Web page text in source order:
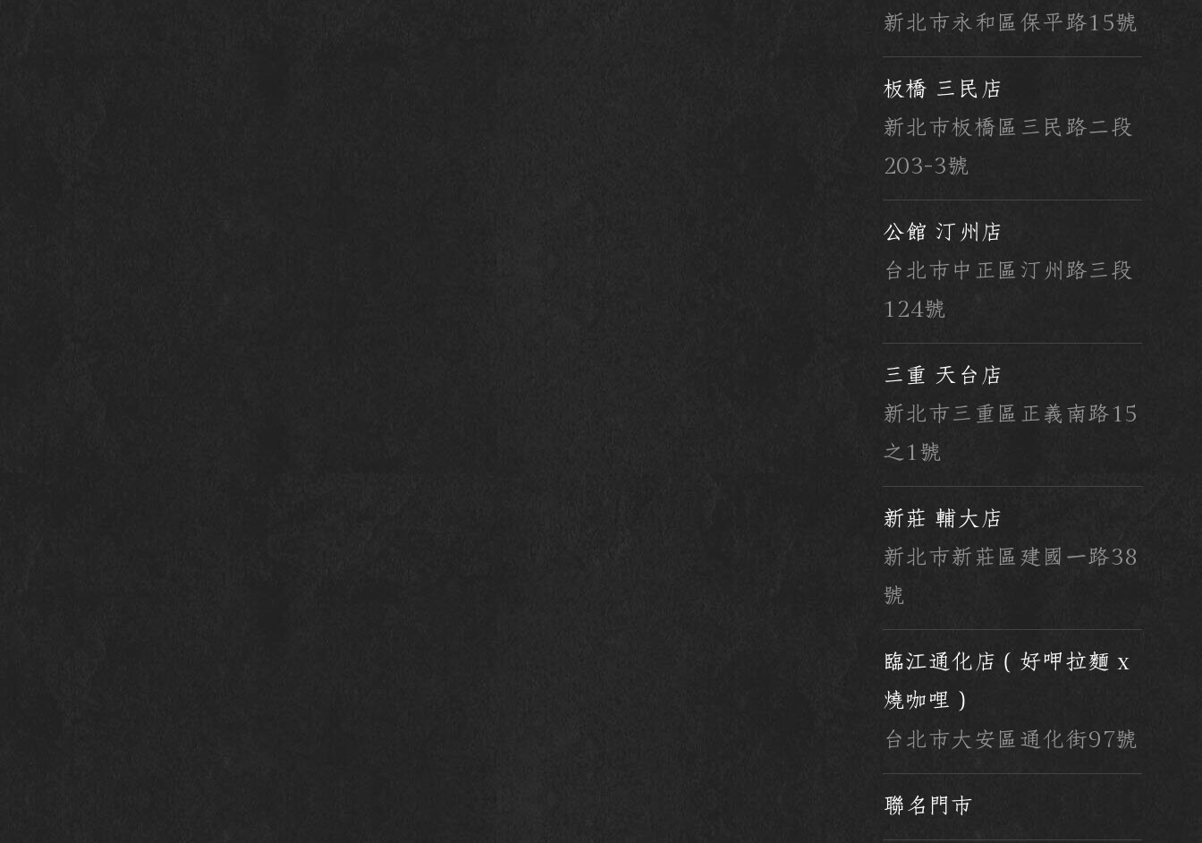
新北市永和區保平路15號
板橋 三民店
新北市板橋區三民路二段
203-3號
公館 汀州店
台北市中正區汀州路三段
124號
三重 天台店
新北市三重區正義南路15
之1號
新莊 輔大店
新北市新莊區建國一路38
號
臨江通化店（好呷拉麵 x
燒咖哩）
台北市大安區通化街97號
聯名門市